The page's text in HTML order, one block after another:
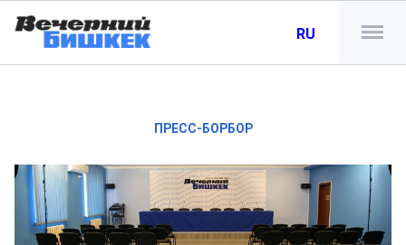
RU
ПРЕСС-БОРБОР